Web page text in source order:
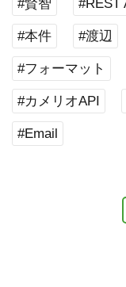
#賢智 #REST
#本件 #渡辺
#フォーマット
#カメリオAPI
#Email